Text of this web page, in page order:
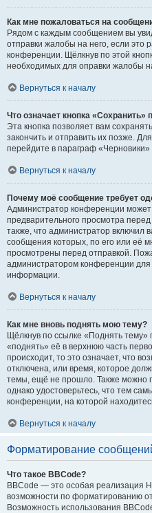
Как мне пожаловаться на
Рядом с каждым сообщением вы
отправки жалобы на него, если это
конференции. Щёлкнув по этой
необходимых для оправки жалобы
Вернуться к началу
Что означает кнопка «Сохранить»
Эта кнопка позволяет вам
закончить и отправить их позже.
перейдите в параграф «Черновики»
Вернуться к началу
Почему моё сообщение требует
Администратор конференции
предварительного просмотра
также, что администратор включил
сообщения которых, по его или её
просмотрены перед отправкой.
администратором конференции
информации.
Вернуться к началу
Как мне вновь поднять мою тему?
Щёлкнув по ссылке «Поднять
«поднять» её в верхнюю часть
происходит, то это означает, что
отключена, или время, которое
темы, ещё не прошло. Также можно
однако удостоверьтесь, что тем
конференции, на которой
Вернуться к началу
Форматирование
Что такое BBCode?
BBCode — это особая реализация
возможности по форматированию
Возможность использования